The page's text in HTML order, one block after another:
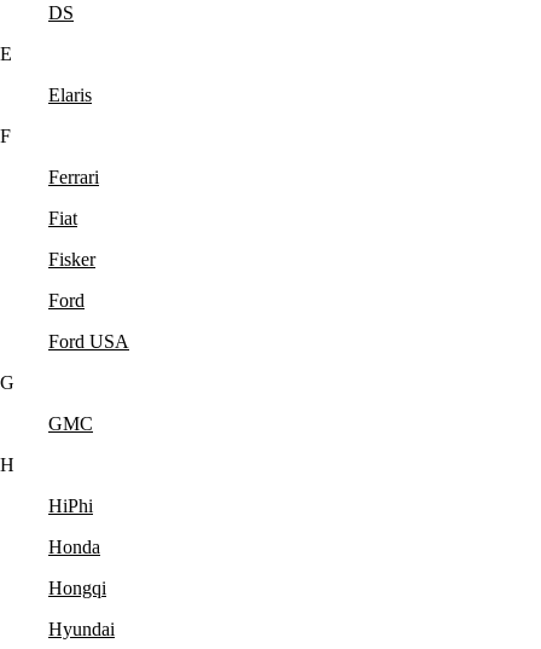
DS
E
Elaris
F
Ferrari
Fiat
Fisker
Ford
Ford USA
G
GMC
H
HiPhi
Honda
Hongqi
Hyundai